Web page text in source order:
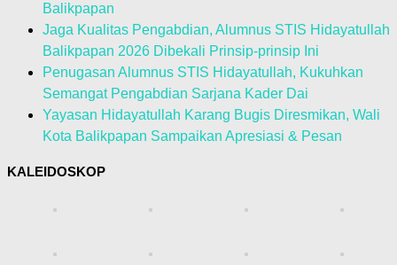
Balikpapan
Jaga Kualitas Pengabdian, Alumnus STIS Hidayatullah
Balikpapan 2026 Dibekali Prinsip-prinsip Ini
Penugasan Alumnus STIS Hidayatullah, Kukuhkan
Semangat Pengabdian Sarjana Kader Dai
Yayasan Hidayatullah Karang Bugis Diresmikan, Wali
Kota Balikpapan Sampaikan Apresiasi & Pesan
KALEIDOSKOP